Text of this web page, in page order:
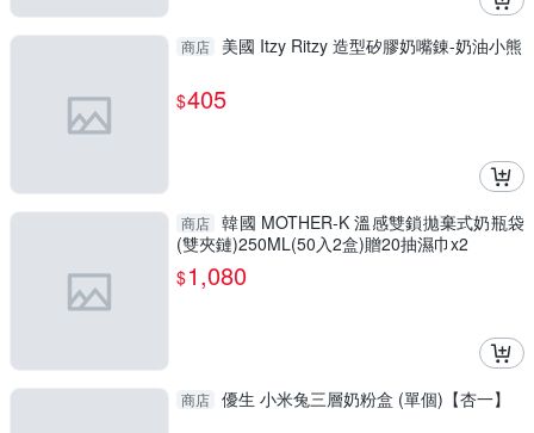
商店 美國 Itzy Ritzy 造型矽膠奶嘴錬-奶油小熊
$405
商店 韓國 MOTHER-K 溫感雙鎖拋棄式奶瓶袋
(雙夾鏈)250ML(50入2盒)贈20抽濕巾x2
$1,080
商店 優生 小米兔三層奶粉盒 (單個)【杏一】